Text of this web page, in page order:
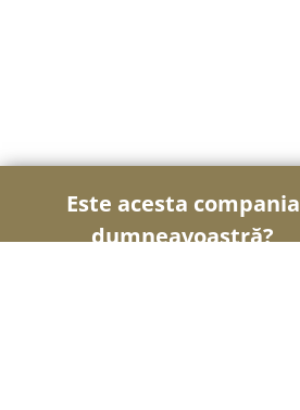
Este acesta compania
dumneavoastră?